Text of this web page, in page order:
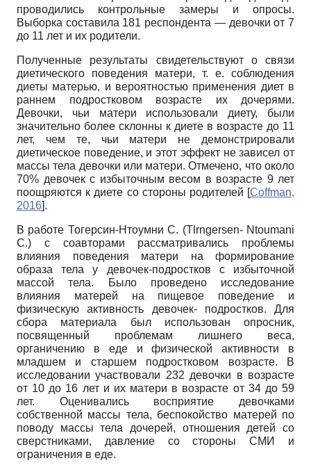
проводились контрольные замеры и опросы.
Выборка составила 181 респондента — девочки от 7
до 11 лет и их родители.
Полученные результаты свидетельствуют о связи
диетического поведения матери, т. е. соблюдения
диеты матерью, и вероятностью применения диет в
раннем подростковом возрасте их дочерями.
Девочки, чьи матери использовали диету, были
значительно более склонны к диете в возрасте до 11
лет, чем те, чьи матери не демонстрировали
диетическое поведение, и этот эффект не зависел от
массы тела девочки или матери. Отмечено, что около
70% девочек с избыточным весом в возрасте 9 лет
поощряются к диете со стороны родителей [Coffman,
2016].
В работе Тогерсин-Нтоумни С. (Tlrngersen- Ntoumani
С.) с соавторами рассматривались проблемы
влияния поведения матери на формирование
образа тела у девочек-подростков с избыточной
массой тела. Было проведено исследование
влияния матерей на пищевое поведение и
физическую активность девочек- подростков. Для
сбора материала был использован опросник,
посвященный проблемам лишнего веса,
органичению в еде и физической активности в
младшем и старшем подростковом возрасте. В
исследовании участвовали 232 девочки в возрасте
от 10 до 16 лет и их матери в возрасте от 34 до 59
лет. Оценивались восприятие девочками
собственной массы тела, беспокойство матерей по
поводу массы тела дочерей, отношения детей со
сверстниками, давление со стороны СМИ и
ограничения в еде.